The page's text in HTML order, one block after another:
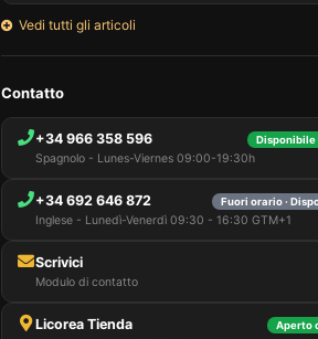
Vedi tutti gli articoli
Contatto
+34 966 358 596 Disponibile
Spagnolo - Lunes-Viernes 09:00-19:30h
+34 692 646 872 Fuori orario ·
Inglese - Lunedì-Venerdì 09:30 - 16:30 GTM+1
Scrivici
Modulo di contatto
Licorea Tienda Aperto